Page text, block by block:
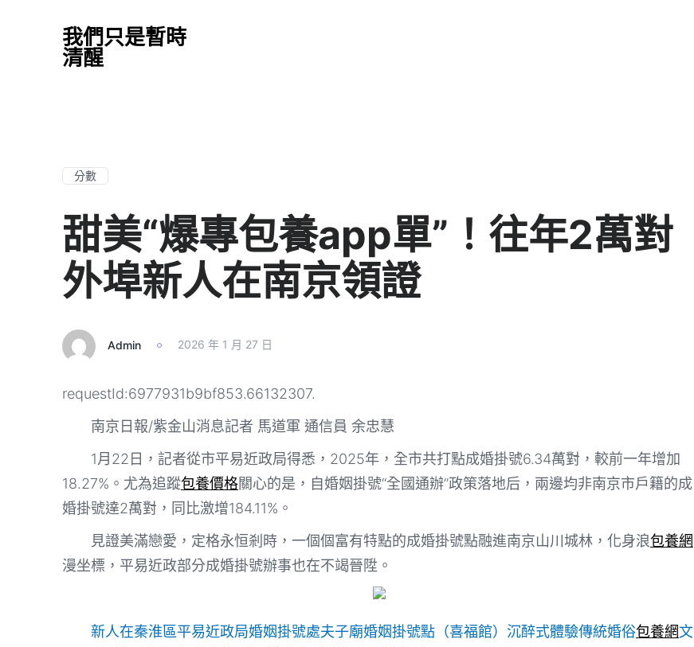
我們只是暫時
清醒
分數
甜美“爆專包養app單”！往年2萬對
外埠新人在南京領證
Admin 2026 年 1 月 27 日
requestId:6977931b9bf853.66132307.
南京日報/紫金山消息記者 馬道軍 通信員 余忠慧
1月22日，記者從市平易近政局得悉，2025年，全市共打點成婚掛號6.34萬對，較前一年增加
18.27%。尤為追蹤包養價格關心的是，自婚姻掛號“全國通辦”政策落地后，兩邊均非南京市戶籍的成
婚掛號達2萬對，同比激增184.11%。
見證美滿戀愛，定格永恒剎時，一個個富有特點的成婚掛號點融進南京山川城林，化身浪包養網
漫坐標，平易近政部分成婚掛號辦事也在不竭晉陞。
新人在秦淮區平易近政局婚姻掛號處夫子廟婚姻掛號點（喜福館）沉醉式體驗傳統婚俗包養網文